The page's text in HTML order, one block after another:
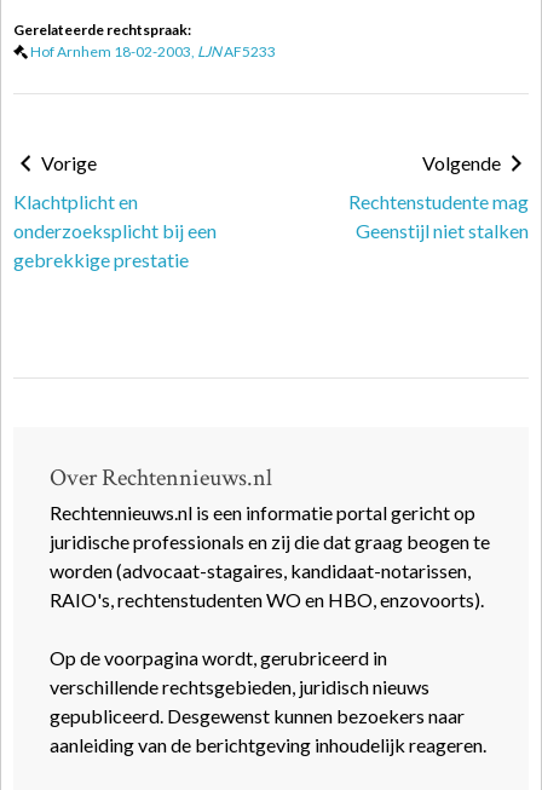
Gerelateerde rechtspraak:
Hof Arnhem 18-02-2003, LJNAF5233
Vorige
Klachtplicht en
onderzoeksplicht bij een
gebrekkige prestatie
Volgende
Rechtenstudente mag
Geenstijl niet stalken
Over Rechtennieuws.nl
Rechtennieuws.nl is een informatie portal gericht op
juridische professionals en zij die dat graag beogen te
worden (advocaat-stagaires, kandidaat-notarissen,
RAIO's, rechtenstudenten WO en HBO, enzovoorts).
Op de voorpagina wordt, gerubriceerd in
verschillende rechtsgebieden, juridisch nieuws
gepubliceerd. Desgewenst kunnen bezoekers naar
aanleiding van de berichtgeving inhoudelijk reageren.